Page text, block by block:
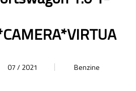
07 / 2021 Benzine